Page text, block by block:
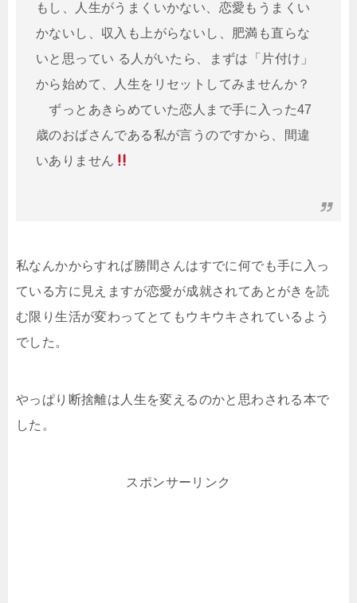
もし、人生がうまくいかない、恋愛もうまくい
かないし、収入も上がらないし、肥満も直らな
いと思ってい る人がいたら、まずは「片付け」
から始めて、人生をリセットしてみませんか？
ずっとあきらめていた恋人まで手に入った47
歳のおばさんである私が言うのですから、間違
いありません
私なんかからすれば勝間さんはすでに何でも手に入っ
ている方に見えますが恋愛が成就されてあとがきを読
む限り生活が変わってとてもウキウキされているよう
でした。
やっぱり断捨離は人生を変えるのかと思わされる本で
した。
スポンサーリンク